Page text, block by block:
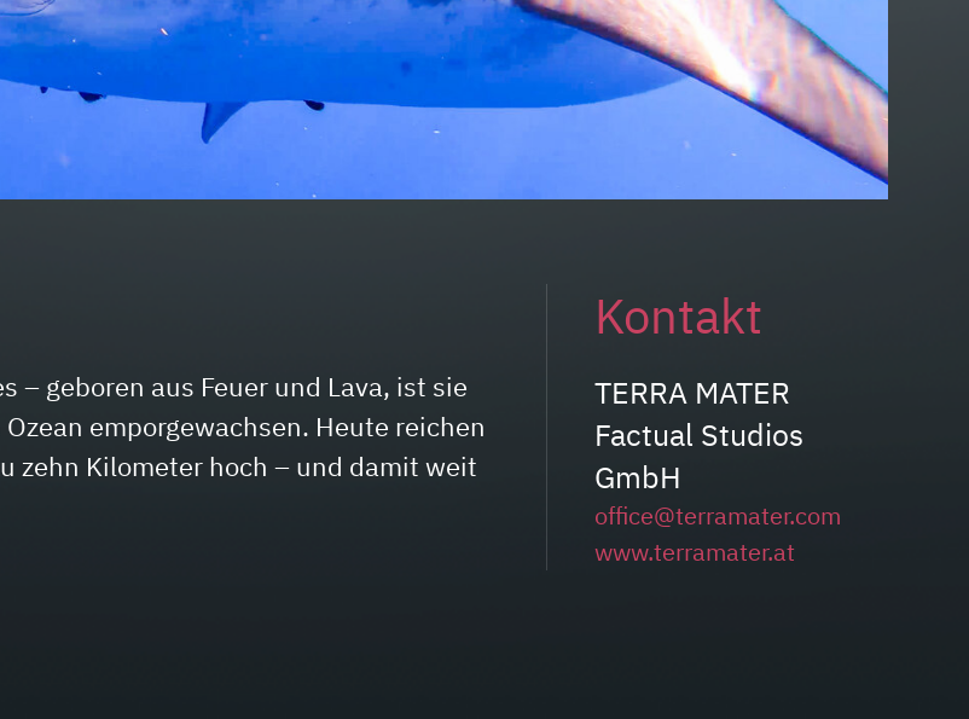
geboren aus Feuer und Lava, ist sie
emporgewachsen. Heute reichen
zehn Kilometer hoch – und damit weit
Kontakt
TERRA MATER
Factual Studios
GmbH
office@terramater.com
www.terramater.at